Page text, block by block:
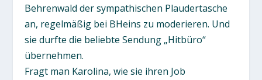
Behrenwald der sympathischen Plaudertasche
an, regelmäßig bei BHeins zu moderieren. Und
sie durfte die beliebte Sendung „Hitbüro“
übernehmen.
Fragt man Karolina, wie sie ihren Job